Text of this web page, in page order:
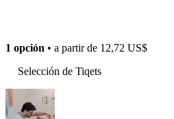
1 opción • a partir de 12,72 US$
Selección de Tiqets